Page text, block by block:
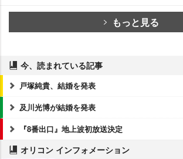
もっと見る
今、読まれている記事
戸塚純貴、結婚を発表
及川光博が結婚を発表
『8番出口』地上波初放送決定
オリコン インフォメーション